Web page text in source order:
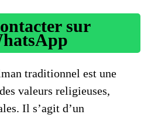
sur
traditionnel est une
valeurs religieuses,
Il s’agit d’un